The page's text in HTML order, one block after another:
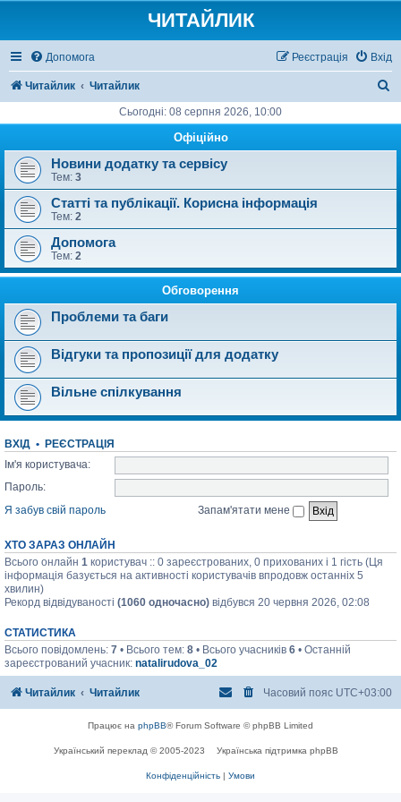
ЧИТАЙЛИК
Допомога Вхід
Реєстрація
Читайлик Читайлик
у
Сьогодні: 08 серпня 2026, 10:00
Офіційно
Новини додатку та сервісу
Тем: 3
Статті та публікації. Корисна інформація
Тем: 2
Допомога
Тем: 2
Обговорення
Проблеми та баги
Відгуки та пропозиції для додатку
Вільне спілкування
ВХІД • РЕЄСТРАЦІЯ
Ім'я користувача:
Пароль:
Я забув свій пароль
Запам'ятати мене
ХТО ЗАРАЗ ОНЛАЙН
Всього онлайн 1 користувач :: 0 зареєстрованих, 0 прихованих і 1 гість (Ця
інформація базується на активності користувачів впродовж останніх 5
хвилин)
Рекорд відвідуваності (1060 одночасно) відбувся 20 червня 2026, 02:08
СТАТИСТИКА
Всього повідомлень: 7 • Всього тем: 8 • Всього учасників 6 • Останній
зареєстрований учасник: natalirudova_02
Читайлик Читайлик Часовий пояс UTC+03:00
Працює на phpBB® Forum Software © phpBB Limited
Український переклад © 2005-2023 Українська підтримка phpBB
Конфіденційність | Умови